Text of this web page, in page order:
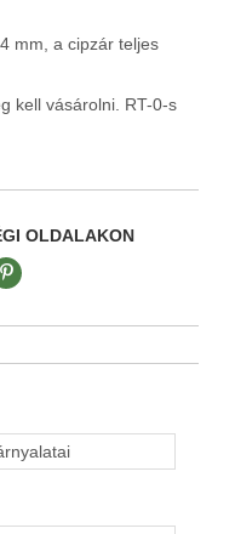
mm, a cipzár teljes
kell vásárolni. RT-0-s
OLDALAKON